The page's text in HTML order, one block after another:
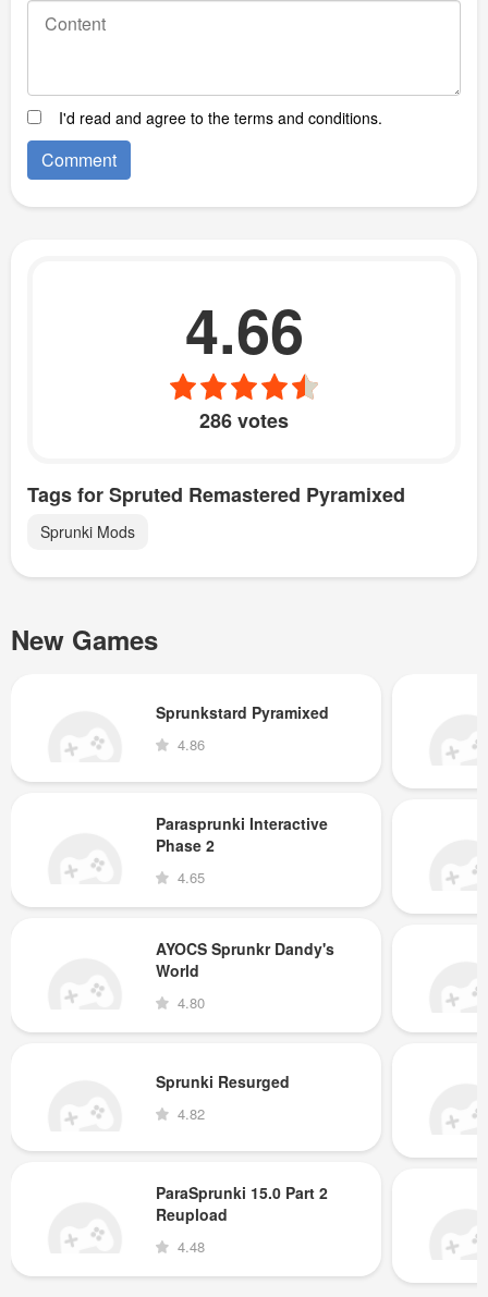
I'd read and agree to the terms and conditions.
4.66
286 votes
Tags for Spruted Remastered Pyramixed
Sprunki Mods
New Games
Sprunkstard Pyramixed
4.86
Parasprunki Interactive
Phase 2
4.65
AYOCS Sprunkr Dandy's
World
4.80
Sprunki Resurged
4.82
ParaSprunki 15.0 Part 2
Reupload
4.48